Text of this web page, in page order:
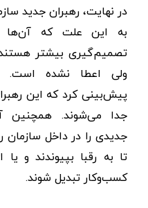
در نهایت، رهبران جدید
به این علت که آن‌ها
تصمیم‌گیری بیشتر
ولی اعطا نشده است.
پیش‌بینی کرد که این
جدا می‌شوند.
جدیدی را در داخل سازمان
تا به رقبا بپیوندند و
کسب‌وکار تبدیل شوند.